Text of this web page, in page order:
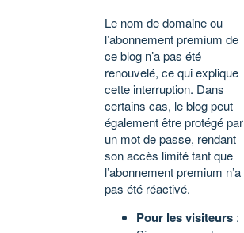
Le nom de domaine ou
l’abonnement premium de
ce blog n’a pas été
renouvelé, ce qui explique
cette interruption. Dans
certains cas, le blog peut
également être protégé par
un mot de passe, rendant
son accès limité tant que
l’abonnement premium n’a
pas été réactivé.
Pour les visiteurs :